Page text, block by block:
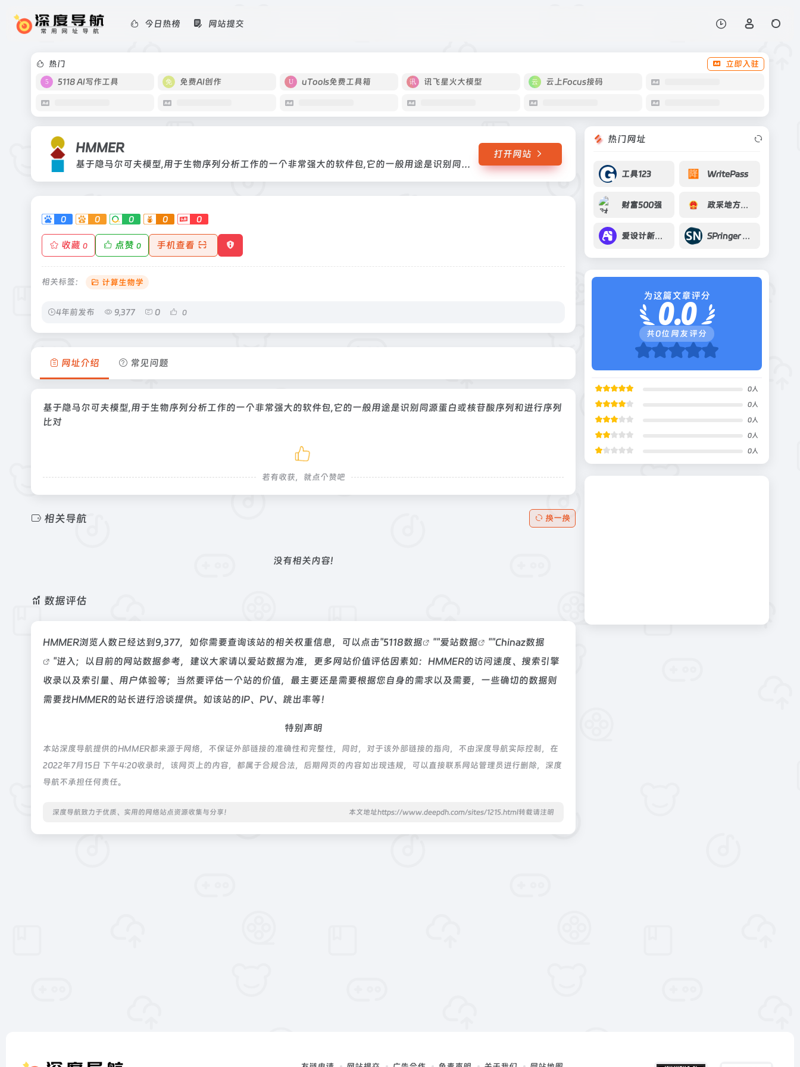
今日热榜 网站提交
热门
立即入驻
5118 AI写作工具
免费AI创作 uTools免费工具箱 讯飞星火大模型 云上Focus接码
HMMER
基于隐马尔可夫模型,用于生物序列分析工作的一个非常强大的软件包,它的一般用途是识别同源蛋白或核苷酸序列和进行序列比对
打开网站
0 0 0 0 0
收藏 0 点赞 0 手机查看
相关标签： 计算生物学
4年前发布 9,377 0 0
网址介绍 常见问题
基于隐马尔可夫模型,用于生物序列分析工作的一个非常强大的软件包,它的一般用途是识别同源蛋白或核苷酸序列和进行序列
比对
若有收获，就点个赞吧
相关导航 换一换
没有相关内容!
数据评估
HMMER浏览人数已经达到9,377，如你需要查询该站的相关权重信息，可以点击"5118数据 ""爱站数据 ""Chinaz数据
"进入；以目前的网站数据参考，建议大家请以爱站数据为准，更多网站价值评估因素如：HMMER的访问速度、搜索引擎
收录以及索引量、用户体验等；当然要评估一个站的价值，最主要还是需要根据您自身的需求以及需要，一些确切的数据则
需要找HMMER的站长进行洽谈提供。如该站的IP、PV、跳出率等！
特别声明
本站深度导航提供的HMMER都来源于网络，不保证外部链接的准确性和完整性，同时，对于该外部链接的指向，不由深度导航实际控制，在
2022年7月15日 下午4:20收录时，该网页上的内容，都属于合规合法，后期网页的内容如出现违规，可以直接联系网站管理员进行删除，深度
导航不承担任何责任。
深度导航致力于优质、实用的网络站点资源收集与分享！ 本文地址https://www.deepdh.com/sites/1215.html转载请注明
热门网址
工具123 WritePass
财富500强 政采地方招标中标公告
爱设计新媒体作图 SPringer Nature
为这篇文章评分
0.0
共0位网友评分
0人
0人
0人
0人
0人